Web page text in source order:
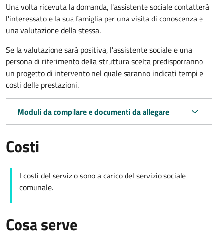
Una volta ricevuta la domanda, l'assistente sociale contatterà
l'interessato e la sua famiglia per una visita di conoscenza e
una valutazione della stessa.
Se la valutazione sarà positiva, l'assistente sociale e una
persona di riferimento della struttura scelta predisporranno
un progetto di intervento nel quale saranno indicati tempi e
costi delle prestazioni.
Moduli da compilare e documenti da allegare
Costi
I costi del servizio sono a carico del servizio sociale
comunale.
Cosa serve